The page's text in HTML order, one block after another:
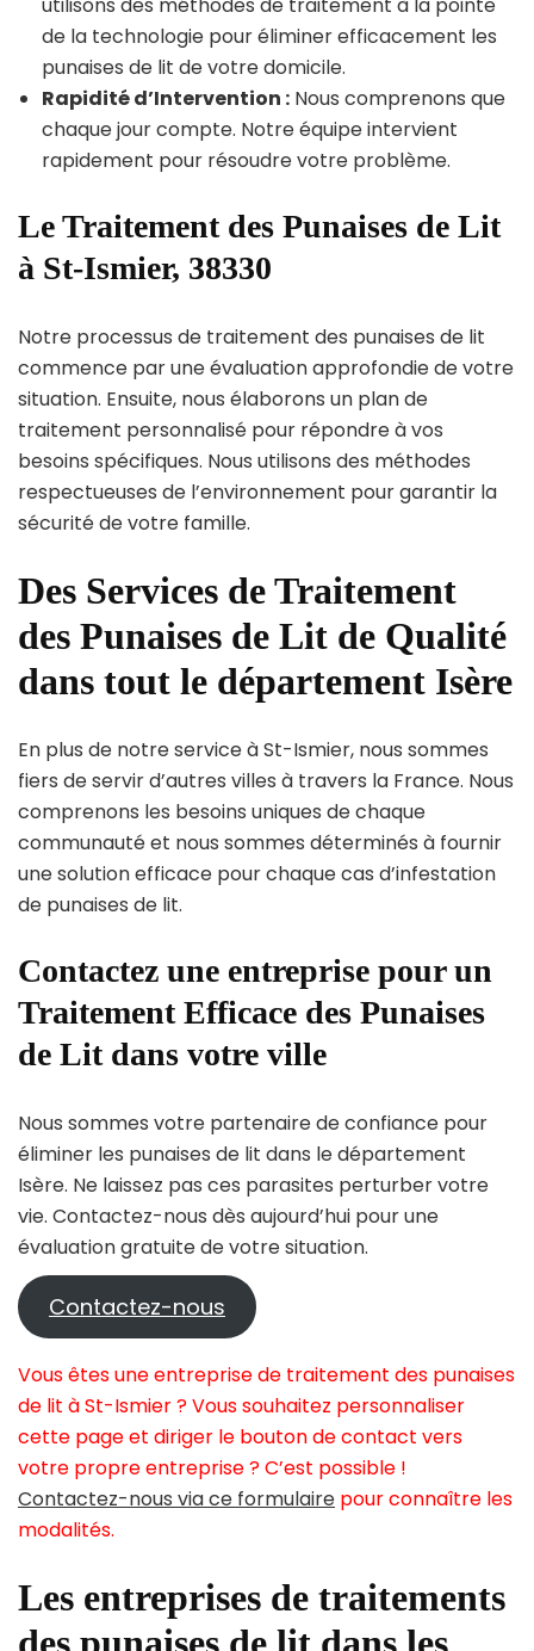
de la technologie pour éliminer efficacement les
punaises de lit de votre domicile.
Rapidité d’Intervention : Nous comprenons que
chaque jour compte. Notre équipe intervient
rapidement pour résoudre votre problème.
Le Traitement des Punaises de Lit
à St-Ismier, 38330
Notre processus de traitement des punaises de lit
commence par une évaluation approfondie de votre
situation. Ensuite, nous élaborons un plan de
traitement personnalisé pour répondre à vos
besoins spécifiques. Nous utilisons des méthodes
respectueuses de l’environnement pour garantir la
sécurité de votre famille.
Des Services de Traitement
des Punaises de Lit de Qualité
dans tout le département Isère
En plus de notre service à St-Ismier, nous sommes
fiers de servir d’autres villes à travers la France. Nous
comprenons les besoins uniques de chaque
communauté et nous sommes déterminés à fournir
une solution efficace pour chaque cas d’infestation
de punaises de lit.
Contactez une entreprise pour un
Traitement Efficace des Punaises
de Lit dans votre ville
Nous sommes votre partenaire de confiance pour
éliminer les punaises de lit dans le département
Isère. Ne laissez pas ces parasites perturber votre
vie. Contactez-nous dès aujourd’hui pour une
évaluation gratuite de votre situation.
Contactez-nous
Vous êtes une entreprise de traitement des punaises
de lit à St-Ismier ? Vous souhaitez personnaliser
cette page et diriger le bouton de contact vers
votre propre entreprise ? C’est possible !
Contactez-nous via ce formulaire pour connaître les
modalités.
Les entreprises de traitements